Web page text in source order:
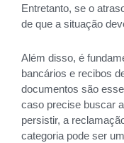
Entretanto, se o
de que a situação
Além disso, é
bancários e recibos
documentos são
caso precise buscar
persistir, a
categoria pode ser